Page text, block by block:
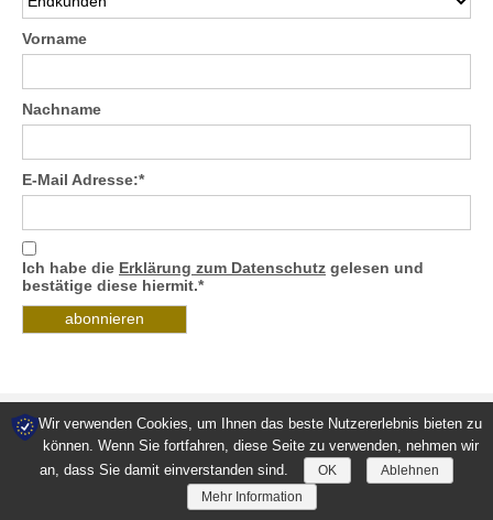
Vorname
Nachname
E-Mail Adresse:*
Ich habe die Erklärung zum Datenschutz gelesen und
bestätige diese hiermit.*
Kontakt Downloads Datenschutz AGB Impressum
© 2026 Villa Maria Kreta kulinarisch
Wir verwenden Cookies, um Ihnen das beste Nutzererlebnis bieten zu
können. Wenn Sie fortfahren, diese Seite zu verwenden, nehmen wir
an, dass Sie damit einverstanden sind.
OK
Ablehnen
Mehr Information